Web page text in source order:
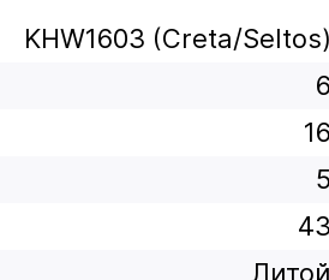
KHW1603 (Creta/Seltos)
6
16
5
43
Литой